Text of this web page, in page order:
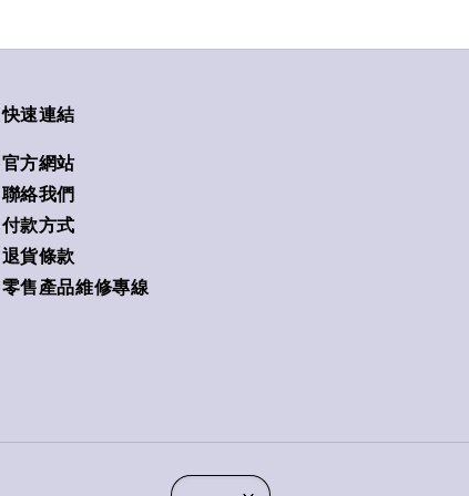
快速連結
官方網站
聯絡我們
付款方式
退貨條款
零售產品維修專線